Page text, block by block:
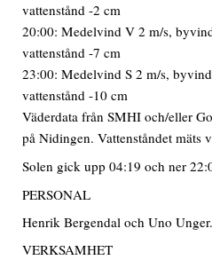
vattenstånd -2 cm
20:00: Medelvind V 2 m/s,
vattenstånd -7 cm
23:00: Medelvind S 2 m/s,
vattenstånd -10 cm
Väderdata från SMHI och/eller
på Nidingen. Vattenståndet mäts
Solen gick upp 04:19 och ner
PERSONAL
Henrik Bergendal och Uno Unger.
VERKSAMHET